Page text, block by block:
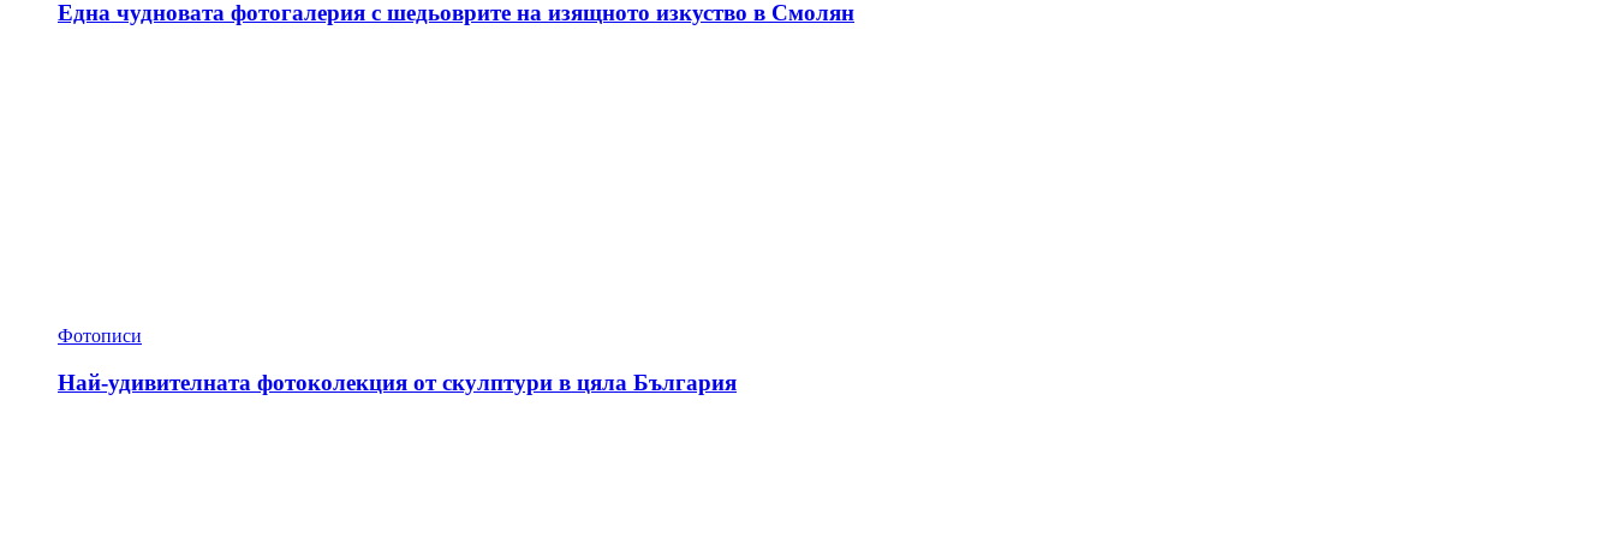
Една чудновата фотогалерия с шедьоврите на изящното изкуство в Смолян
Фотописи
Най-удивителната фотоколекция от скулптури в цяла България